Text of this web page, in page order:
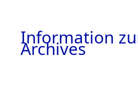
Information
Archives